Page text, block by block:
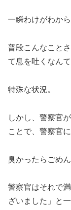
一瞬わけがわから
普段こんなこと
て息を吐くなん
特殊な状況。
しかし、警察官
ことで、警察官
臭かったらごめ
警察官はそれで
ざいました」と